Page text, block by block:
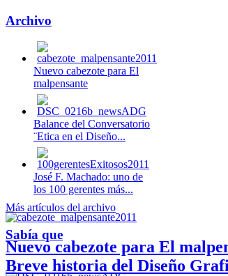
Archivo
Nuevo cabezote para El
malpensante
Balance del Conversatorio
¨Etica en el Diseño...
José F. Machado: uno de
los 100 gerentes más...
Nuevo cabezote para El
Más artículos del archivo
Sabía que
Breve historia del Diseño